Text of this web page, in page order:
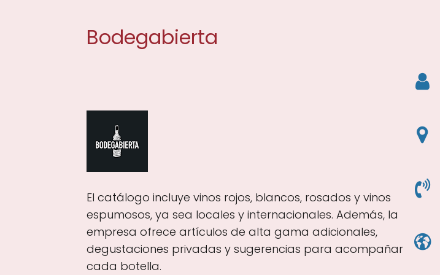
Bodegabierta
El catálogo incluye vinos rojos, blancos, rosados y vinos
espumosos, ya sea locales y internacionales. Además, la
empresa ofrece artículos de alta gama adicionales,
degustaciones privadas y sugerencias para acompañar
cada botella.